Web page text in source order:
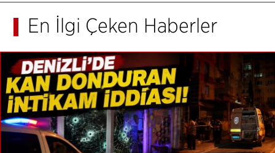
En İlgi Çeken Haberler